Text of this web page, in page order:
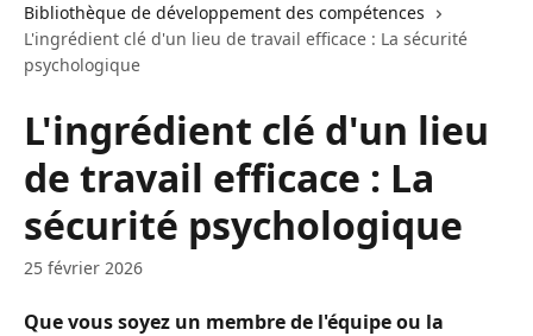
Bibliothèque de développement des compétences
L'ingrédient clé d'un lieu de travail efficace : La sécurité
psychologique
L'ingrédient clé d'un lieu
de travail efficace : La
sécurité psychologique
25 février 2026
Que vous soyez un membre de l'équipe ou la